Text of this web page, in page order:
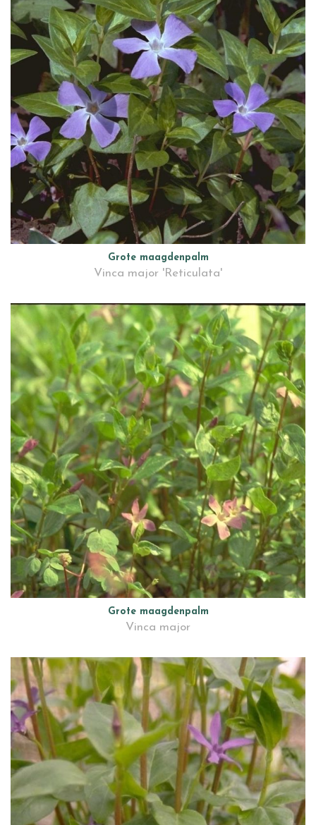
Grote maagdenpalm
Vinca major 'Reticulata'
Grote maagdenpalm
Vinca major